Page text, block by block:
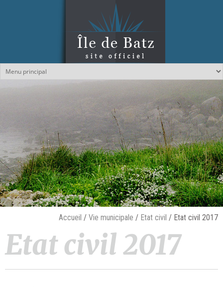
Accueil / Vie municipale / Etat civil / Etat civil 2017
Etat civil 2017